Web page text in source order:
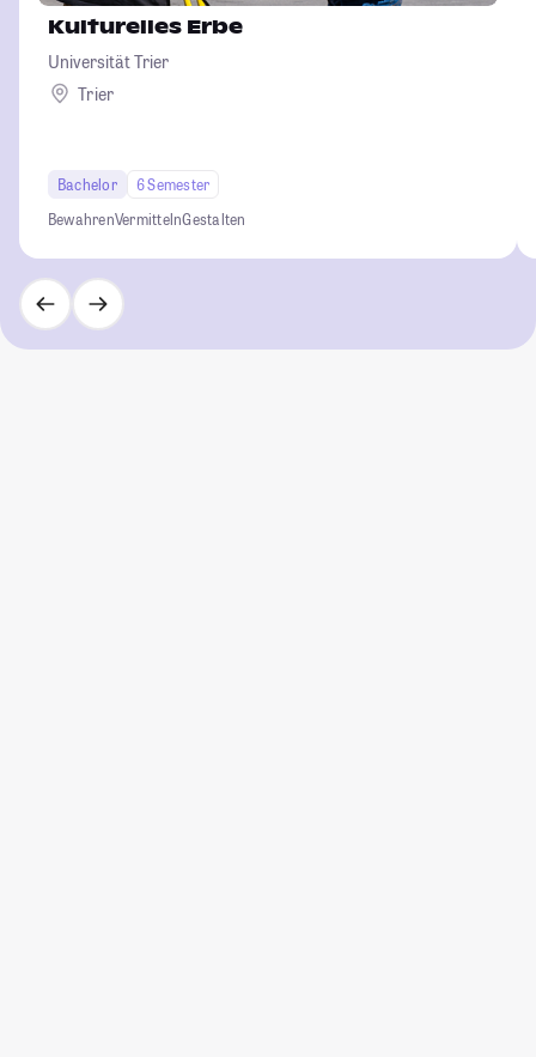
Kulturelles Erbe
Universität Trier
Trier
Bachelor
6 Semester
BewahrenVermittelnGestalten